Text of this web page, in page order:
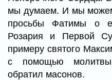
мы думаем. И мы
просьбы Фатимы о
Розария и Первой
примеру святого
с помощью
обратил масонов.